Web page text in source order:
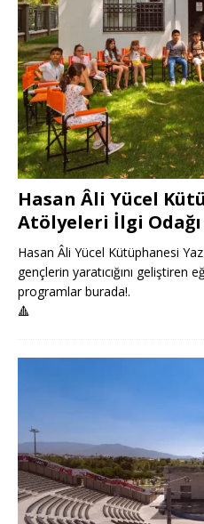
Hasan Âli Yücel
Atölyeleri İlgi Odağı
Hasan Âli Yücel Kütüphanesi
gençlerin yaratıcığını geliştiren
programlar burada!.
🔺